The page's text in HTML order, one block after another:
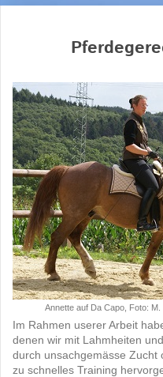
Annette auf Da Capo, Foto:
Im Rahmen userer Arbeit
denen wir mit Lahmheiten
durch unsachgemässe
zu schnelles Training